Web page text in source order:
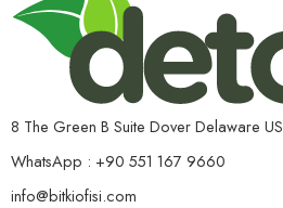
8 The Green B Suite Dover Delaware
WhatsApp : +90 551 167 9660
info@bitkiofisi.com